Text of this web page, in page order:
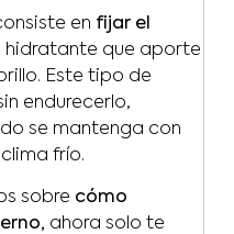
en fijar el
hidratante que aporte
Este tipo de
endurecerlo,
se mantenga con
frío.
sobre cómo
ahora solo te